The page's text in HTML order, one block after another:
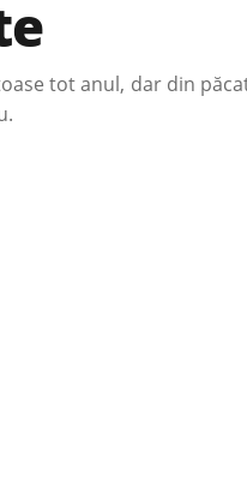
tot anul, dar din